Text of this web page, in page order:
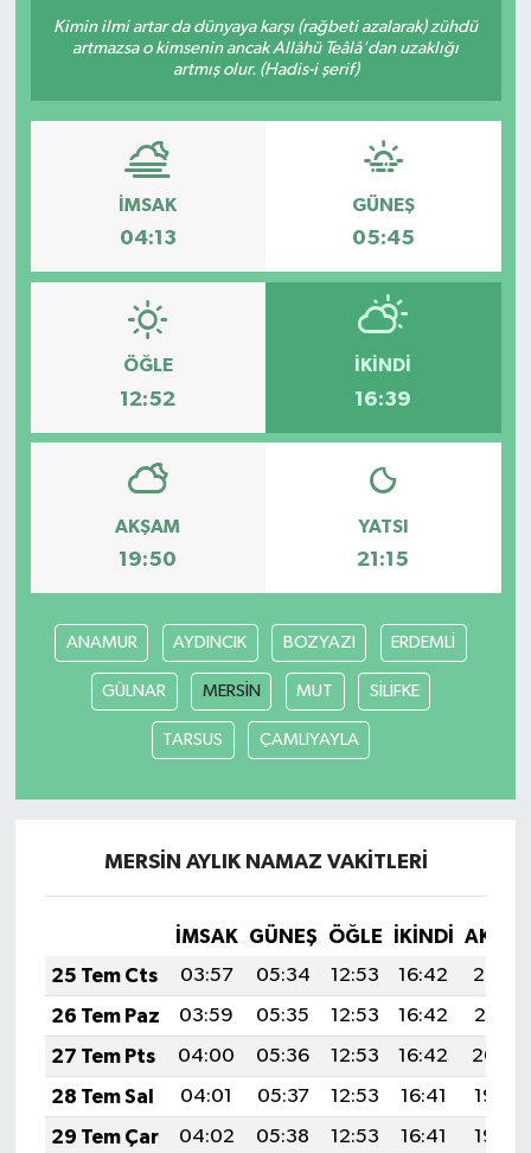
Kimin ilmi artar da dünyaya karşı (rağbeti azalarak) zühdü
artmazsa o kimsenin ancak Allâhü Teâlâ'dan uzaklığı
artmış olur. (Hadis-i şerif)
İMSAK
04:13
GÜNEŞ
05:45
ÖĞLE
12:52
İKINDI
16:39
AKŞAM
19:50
YATSI
21:15
ANAMUR AYDINCIK BOZYAZI ERDEMLİ
GÜLNAR MERSİN MUT SİLİFKE
TARSUS ÇAMLIYAYLA
MERSİN AYLIK NAMAZ VAKITLERI
İMSAK GÜNEŞ ÖĞLE İKINDI
25 Tem Cts
03:57 05:34 12:53 16:42
20:02
26 Tem Paz
03:59 05:35 12:53 16:42
20:01
27 Tem Pts
04:00 05:36 12:53 16:42
20:00
28 Tem Sal
04:01 05:37 12:53 16:41
19:59
29 Tem Çar
04:02 05:38 12:53 16:41
19:59
OTO DETAY
SAĞLIK
SON DAKİKA
FİNANS